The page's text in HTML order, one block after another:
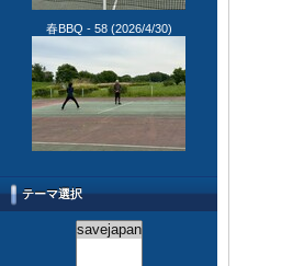
春BBQ - 58(2026/4/30)
テーマ選択